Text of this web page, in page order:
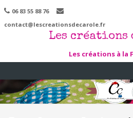
06 83 55 88 76
contact@lescreationsdecarole.fr
Les créations
Les créations à la
Skip to content